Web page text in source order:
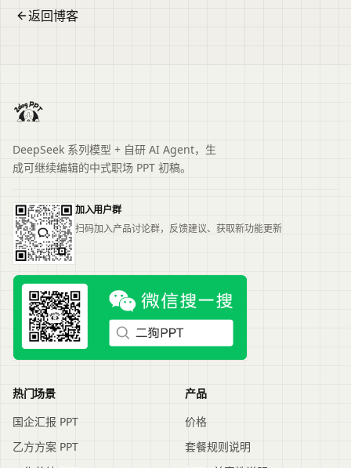
返回博客
DeepSeek 系列模型 + 自研 AI Agent，生
成可继续编辑的中式职场 PPT 初稿。
加入用户群
扫码加入产品讨论群，反馈建议、获取新功能更新
热门场景
国企汇报 PPT
乙方方案 PPT
产品
价格
套餐规则说明